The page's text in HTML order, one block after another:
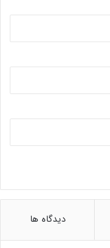
دیدگاه ها